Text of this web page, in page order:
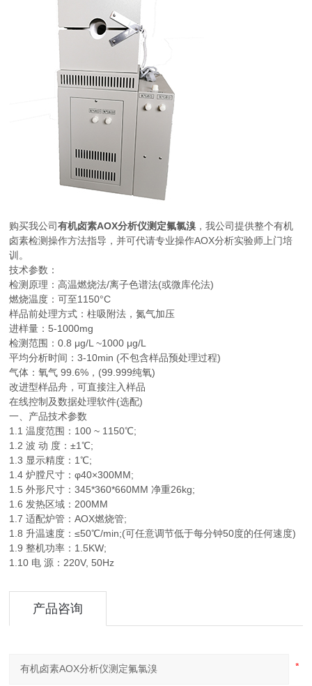
购买我公司有机卤素AOX分析仪测定氟氯溴 ，我公司提供整个有机
卤素检测操作方法指导，并可代请专业操作AOX分析实验师上门培
训。
技术参数：
检测原理：高温燃烧法/离子色谱法(或微库伦法)
燃烧温度：可至1150°C
样品前处理方式：柱吸附法，氮气加压
进样量：5-1000mg
检测范围：0.8 μg/L ~1000 μg/L
平均分析时间：3-10min (不包含样品预处理过程)
气体：氧气 99.6%，(99.999纯氧)
改进型样品舟，可直接注入样品
在线控制及数据处理软件(选配)
一、产品技术参数
1.1 温度范围：100 ~ 1150℃;
1.2 波 动 度：±1℃;
1.3 显示精度：1℃;
1.4 炉膛尺寸：φ40×300MM;
1.5 外形尺寸：345*360*660MM 净重26kg;
1.6 发热区域：200MM
1.7 适配炉管：AOX燃烧管;
1.8 升温速度：≤50℃/min;(可任意调节低于每分钟50度的任何速度)
1.9 整机功率：1.5KW;
1.10 电 源：220V, 50Hz
产品咨询